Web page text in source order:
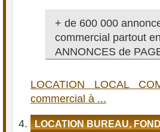
+ de 600 000
commercial partout
ANNONCES de
LOCATION LOCAL
commercial à ...
LOCATION BUREAU,